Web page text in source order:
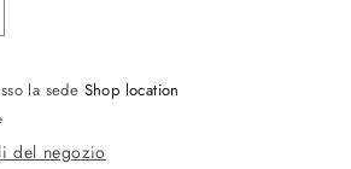
la sede Shop location
del negozio